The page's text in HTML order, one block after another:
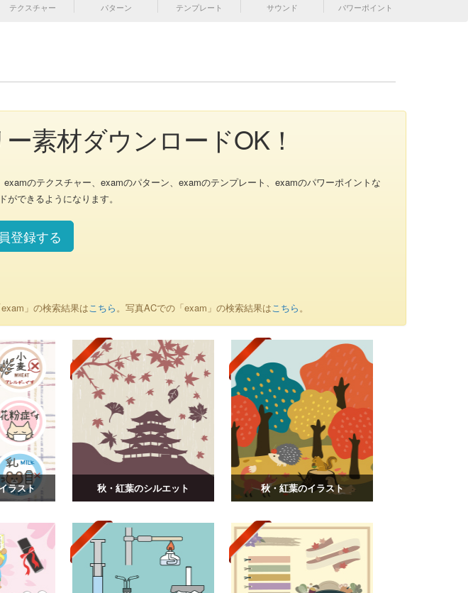
テクスチャー パターン テンプレート サウンド パワーポイント
素材ダウンロードOK！
のテクスチャー、examのパターン、examのテンプレート、examのパワーポイントな
できるようになります。
登録する
」の検索結果はこちら。写真ACでの「exam」の検索結果はこちら。
ラスト 秋・紅葉のシルエット 秋・紅葉のイラスト